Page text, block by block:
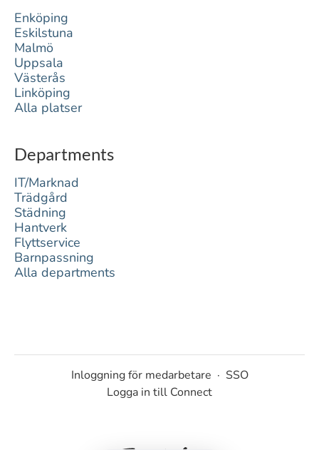
Enköping
Eskilstuna
Malmö
Uppsala
Västerås
Linköping
Alla platser
Departments
IT/Marknad
Trädgård
Städning
Hantverk
Flyttservice
Barnpassning
Alla departments
Inloggning för medarbetare · SSO
Logga in till Connect